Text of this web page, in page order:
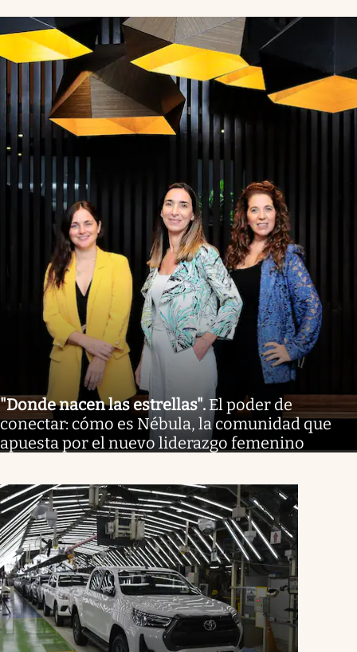
"Donde nacen las estrellas". El poder de
conectar: cómo es Nébula, la comunidad que
apuesta por el nuevo liderazgo femenino